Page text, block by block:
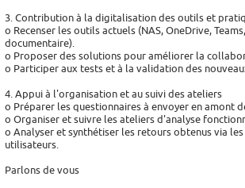
3. Contribution à la digitalisation des outils et
o Recenser les outils actuels (NAS, OneDrive,
documentaire).
o Proposer des solutions pour améliorer la
o Participer aux tests et à la validation des
4. Appui à l'organisation et au suivi des ateliers
o Préparer les questionnaires à envoyer en amont
o Organiser et suivre les ateliers d'analyse
o Analyser et synthétiser les retours obtenus via
utilisateurs.
Parlons de vous